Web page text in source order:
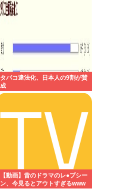
んだが…これずっと続く感じ？
タバコ違法化、日本人の9割が賛
成
【動画】昔のドラマのレ●プシー
ン、今見るとアウトすぎるwww